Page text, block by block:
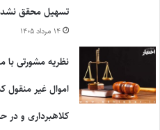
تسهیل محقق
۱۴ مرداد ۱۴۰۵
نظریه مشورتی با
اموال غیر منقول
کلاهبرداری و در